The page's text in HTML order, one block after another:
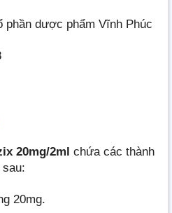
phần dược phẩm Vĩnh Phúc
20mg/2ml chứa các thành
20mg.